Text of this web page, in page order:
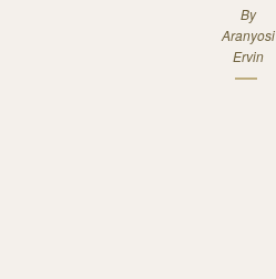
By
Aranyosi
Ervin